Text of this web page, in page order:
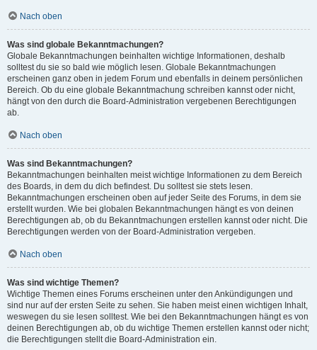
Nach oben
Was sind globale Bekanntmachungen?
Globale Bekanntmachungen beinhalten wichtige Informationen, deshalb
solltest du sie so bald wie möglich lesen. Globale Bekanntmachungen
erscheinen ganz oben in jedem Forum und ebenfalls in deinem persönlichen
Bereich. Ob du eine globale Bekanntmachung schreiben kannst oder nicht,
hängt von den durch die Board-Administration vergebenen Berechtigungen
ab.
Nach oben
Was sind Bekanntmachungen?
Bekanntmachungen beinhalten meist wichtige Informationen zu dem Bereich
des Boards, in dem du dich befindest. Du solltest sie stets lesen.
Bekanntmachungen erscheinen oben auf jeder Seite des Forums, in dem sie
erstellt wurden. Wie bei globalen Bekanntmachungen hängt es von deinen
Berechtigungen ab, ob du Bekanntmachungen erstellen kannst oder nicht. Die
Berechtigungen werden von der Board-Administration vergeben.
Nach oben
Was sind wichtige Themen?
Wichtige Themen eines Forums erscheinen unter den Ankündigungen und
sind nur auf der ersten Seite zu sehen. Sie haben meist einen wichtigen Inhalt,
weswegen du sie lesen solltest. Wie bei den Bekanntmachungen hängt es von
deinen Berechtigungen ab, ob du wichtige Themen erstellen kannst oder nicht;
die Berechtigungen stellt die Board-Administration ein.